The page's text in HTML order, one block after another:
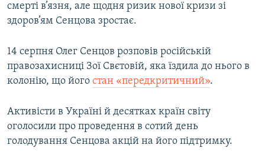
смерті в’язня, але щодня ризик нової кризи зі
здоров’ям Сенцова зростає.
14 серпня Олег Сенцов розповів російській
правозахисниці Зої Свєтовій, яка їздила до нього в
колонію, що його стан «передкритичний».
Активісти в Україні й десятках країн світу
оголосили про проведення в сотий день
голодування Сенцова акцій на його підтримку.